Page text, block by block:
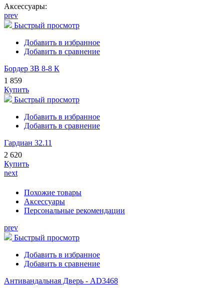
Аксессуары:
prev
Быстрый просмотр
Добавить в избранное
Добавить в сравнение
Бордер ЗВ 8-8 К
1 859
Купить
Быстрый просмотр
Добавить в избранное
Добавить в сравнение
Гардиан 32.11
2 620
Купить
next
Похожие товары
Аксессуары
Персональные рекомендации
prev
Быстрый просмотр
Добавить в избранное
Добавить в сравнение
Антивандальная Дверь - AD3468